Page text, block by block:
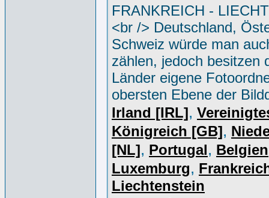
FRANKREICH -
<br /> Deutschland,
Schweiz würde man
zählen, jedoch besitzen
Länder eigene
obersten Ebene der
Irland [IRL],
Königreich [GB],
[NL], Portugal, Belgien
Luxemburg,
Liechtenstein